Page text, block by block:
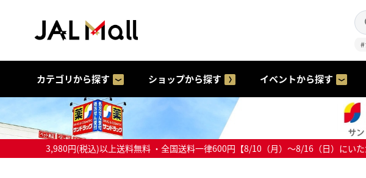
カテゴリから探す ショップから探す イベントから探す
3,980円(税込)以上送料無料 ・全国送料一律600円【8/10（月）～8/16（日）にい